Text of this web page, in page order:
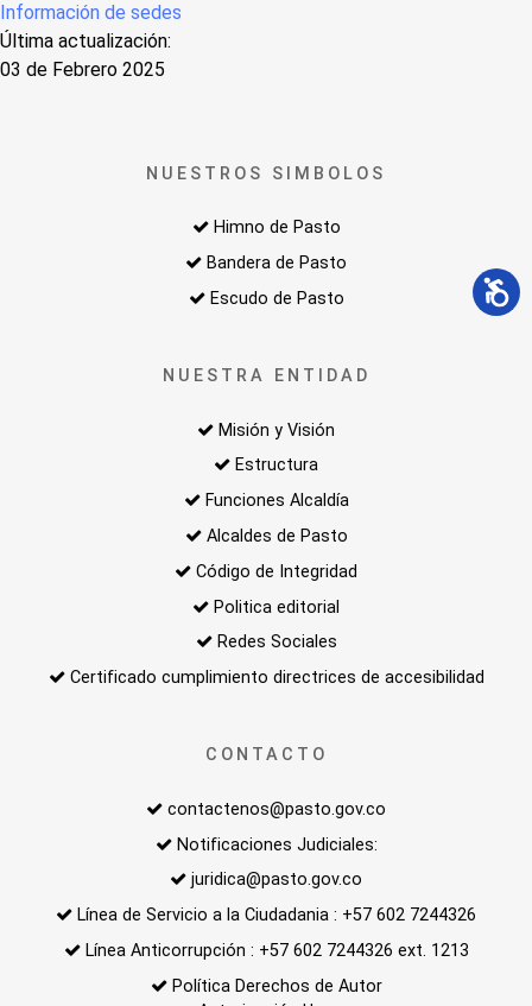
Información de sedes
Última actualización:
03 de Febrero 2025
NUESTROS SIMBOLOS
Himno de Pasto
Bandera de Pasto
Escudo de Pasto
NUESTRA ENTIDAD
Misión y Visión
Estructura
Funciones Alcaldía
Alcaldes de Pasto
Código de Integridad
Politica editorial
Redes Sociales
Certificado cumplimiento directrices de accesibilidad
CONTACTO
contactenos@pasto.gov.co
Notificaciones Judiciales:
juridica@pasto.gov.co
Línea de Servicio a la Ciudadania : +57 602 7244326
Línea Anticorrupción : +57 602 7244326 ext. 1213
Política Derechos de Autor